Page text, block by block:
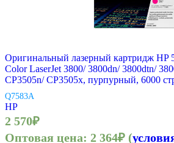
Оригинальный лазерный картридж HP
Color LaserJet 3800/ 3800dn/ 3800dtn/
CP3505n/ CP3505x, пурпурный, 6000
Q7583A
HP
2 570₽
Оптовая цена: 2 364₽ (